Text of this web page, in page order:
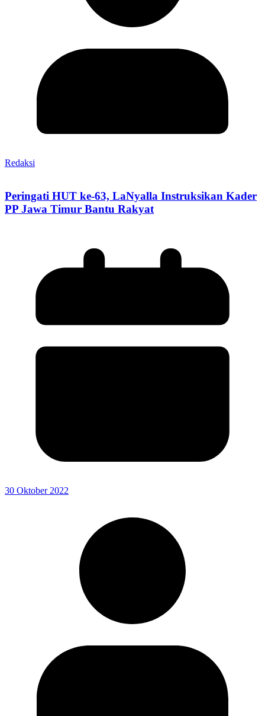
Redaksi
Peringati HUT ke-63, LaNyalla Instruksikan Kader
PP Jawa Timur Bantu Rakyat
30 Oktober 2022